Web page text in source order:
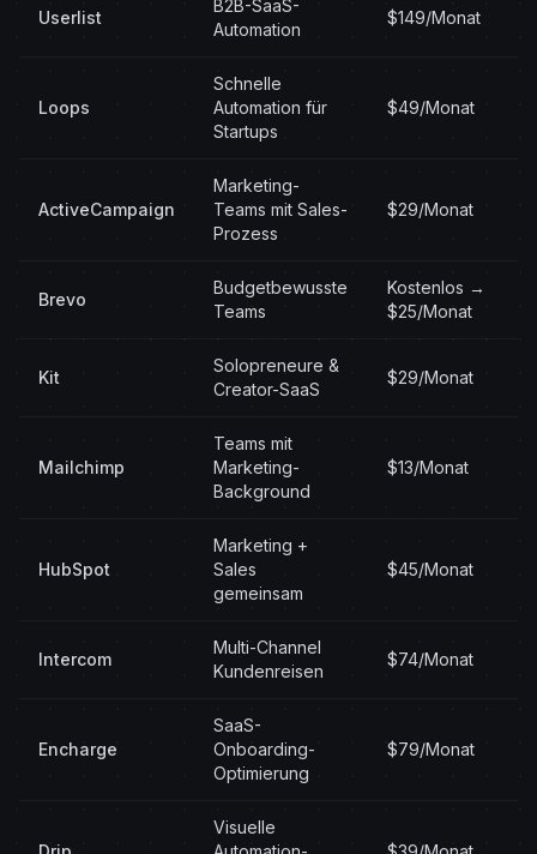
Userlist
B2B-SaaS-
Automation
$149/Monat
Loops
Schnelle
Automation für
Startups
$49/Monat
ActiveCampaign
Marketing-
Teams mit Sales-
Prozess
$29/Monat
Brevo
Budgetbewusste
Teams
Kostenlos →
$25/Monat
Kit
Solopreneure &
Creator-SaaS
$29/Monat
Mailchimp
Teams mit
Marketing-
Background
$13/Monat
HubSpot
Marketing +
Sales
gemeinsam
$45/Monat
Intercom
Multi-Channel
Kundenreisen
$74/Monat
Encharge
SaaS-
Onboarding-
Optimierung
$79/Monat
Visuelle